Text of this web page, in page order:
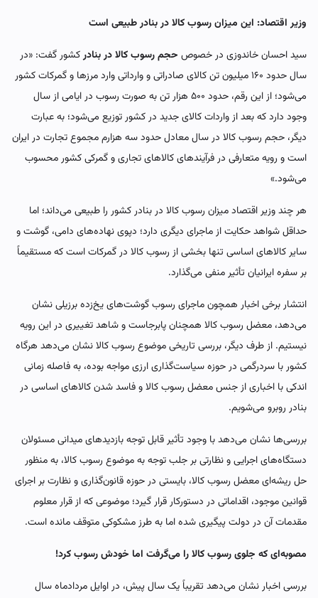
وزیر اقتصاد: این میزان رسوب کالا در بنادر طبیعی است
سید احسان خاندوزی در خصوص حجم رسوب کالا در بنادرکشور گفت: «در
سال حدود ۱۶۰ میلیون تن کالای صادراتی و وارداتی وارد مرزها و گمرکات کشور
می‌شود؛ از این رقم، حدود ۵۰۰ هزار تن به صورت رسوب در ایامی از سال
وجود دارد که بعد از واردات کالای جدید در کشور توزیع می‌شود؛ به عبارت
دیگر، حجم رسوب کالا در سال معادل حدود سه هزارم مجموع تجارت در ایران
است و رویه متعارفی در فرآیندهای کالاهای تجاری و گمرکی کشور محسوب
می‌شود.»
هر چند وزیر اقتصاد میزان رسوب کالا در بنادر کشور را طبیعی می‌داند؛ اما
حداقل شواهد حکایت از ماجرای دیگری دارد؛ دپوی نهاده‌های دامی، گوشت و
سایر کالاهای اساسی تنها بخشی از رسوب کالا در گمرکات است که مستقیماً
بر سفره ایرانیان تأثیر منفی می‌گذارد.
انتشار برخی اخبار همچون ماجرای رسوب گوشت‌های یخ‌زده برزیلی نشان
می‌دهد، معضل رسوب کالا همچنان پابرجاست و شاهد تغییری در این رویه
نیستیم. از طرف دیگر، بررسی تاریخی موضوع رسوب کالا نشان می‌دهد هرگاه
کشور با سردرگمی در حوزه سیاست‌گذاری ارزی مواجه بوده، به فاصله زمانی
اندکی با اخباری از جنس معضل رسوب کالا و فاسد شدن کالاهای اساسی در
بنادر روبرو می‌شویم.
بررسی‌ها نشان می‌دهد با وجود تأثیر قابل توجه بازدیدهای میدانی مسئولان
دستگاه‌های اجرایی و نظارتی بر جلب توجه به موضوع رسوب کالا، به منظور
حل ریشه‌ای معضل رسوب کالا، بایستی در حوزه قانون‌گذاری و نظارت بر اجرای
قوانین موجود، اقداماتی در دستورکار قرار گیرد؛ موضوعی که از قرار معلوم
مقدمات آن در دولت پیگیری شده اما به طرز مشکوکی متوقف مانده است.
مصوبه‌ای که جلوی رسوب کالا را می‌گرفت اما خودش رسوب کرد!
بررسی اخبار نشان می‌دهد تقریباً یک سال پیش، در اوایل مردادماه سال